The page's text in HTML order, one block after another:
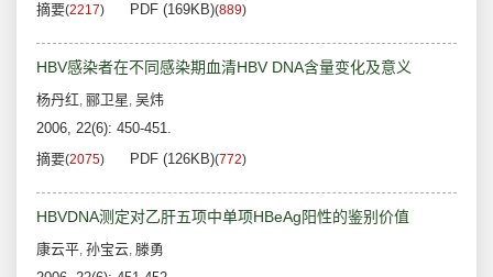
摘要(2217) PDF (169KB)(889)
HBV感染者在不同感染期血清HBV DNA含量变化及意义
杨丹红, 郦卫星, 吴炜
2006, 22(6): 450-451.
摘要(2075) PDF (126KB)(772)
HBVDNA测定对乙肝五项中单项HBeAg阳性的鉴别价值
康云平, 孙宝云, 滕勇